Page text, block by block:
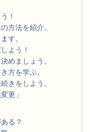
！
方法を紹介。
す。
よう！
めましょう。
方を学ぶ。
きをしよう。
更」
る？